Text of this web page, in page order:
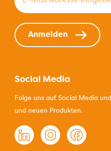
Anmelden
Social Media
Folge uns auf Social Media
und neuen Produkten.